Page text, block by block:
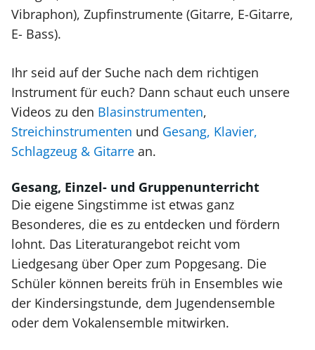
Vibraphon), Zupfinstrumente (Gitarre, E-Gitarre,
E- Bass).
Ihr seid auf der Suche nach dem richtigen
Instrument für euch? Dann schaut euch unsere
Videos zu den Blasinstrumenten,
Streichinstrumenten und Gesang, Klavier,
Schlagzeug & Gitarre an.
Gesang, Einzel- und Gruppenunterricht
Die eigene Singstimme ist etwas ganz
Besonderes, die es zu entdecken und fördern
lohnt. Das Literaturangebot reicht vom
Liedgesang über Oper zum Popgesang. Die
Schüler können bereits früh in Ensembles wie
der Kindersingstunde, dem Jugendensemble
oder dem Vokalensemble mitwirken.